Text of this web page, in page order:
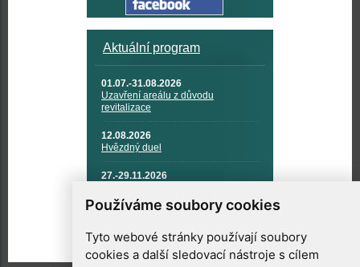
Používáme soubory cookies
Tyto webové stránky používají soubory
cookies a další sledovací nástroje s cílem
Aktuální program
01.07.-31.08.2026
Uzavření areálu z důvodu
revitalizace
12.08.2026
Hvězdný duel
27.-29.11.2026
TECHNIKA A KOSMICKÉ
TECHNOLOGIE